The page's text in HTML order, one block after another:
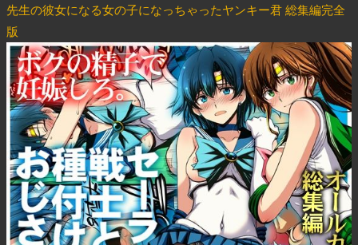
先生の彼女になる女の子になっちゃったヤンキー君 総集編完全
版